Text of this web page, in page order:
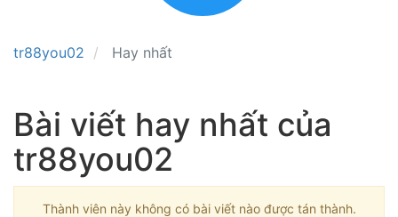
tr88you02 Hay nhất
Bài viết hay nhất của
tr88you02
Thành viên này không có bài viết nào được tán thành.